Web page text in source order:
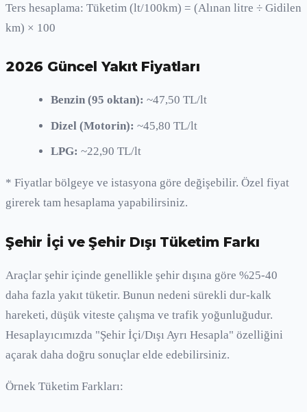
Ters hesaplama: Tüketim (lt/100km) = (Alınan litre ÷ Gidilen
km) × 100
2026 Güncel Yakıt Fiyatları
Benzin (95 oktan): ~47,50 TL/lt
Dizel (Motorin): ~45,80 TL/lt
LPG: ~22,90 TL/lt
* Fiyatlar bölgeye ve istasyona göre değişebilir. Özel fiyat
girerek tam hesaplama yapabilirsiniz.
Şehir İçi ve Şehir Dışı Tüketim Farkı
Araçlar şehir içinde genellikle şehir dışına göre %25-40
daha fazla yakıt tüketir. Bunun nedeni sürekli dur-kalk
hareketi, düşük viteste çalışma ve trafik yoğunluğudur.
Hesaplayıcımızda "Şehir İçi/Dışı Ayrı Hesapla" özelliğini
açarak daha doğru sonuçlar elde edebilirsiniz.
Örnek Tüketim Farkları: